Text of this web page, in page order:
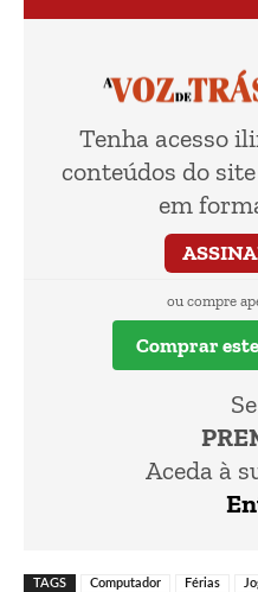
Tenha acesso
conteúdos do
em
ou compre
Comprar
Aceda à
TAGS Computador Férias